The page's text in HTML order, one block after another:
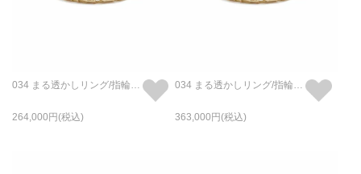
034 まる透かしリング/指輪 M - K18/イエローゴールド
264,000
034 まる透かしリング/指輪 L - K18/イエローゴールド
363,000